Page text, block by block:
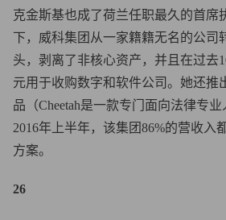
克金斯基也成了荷兰任职最久的首席
下，威科集团从一家籍籍无名的公司
头，剥离了非核心资产，并且在过去
元用于收购数字和软件公司。她还推
品（Cheetah是一款专门面向法律专业
2016年上半年，该集团86%的营收入
方案。
26